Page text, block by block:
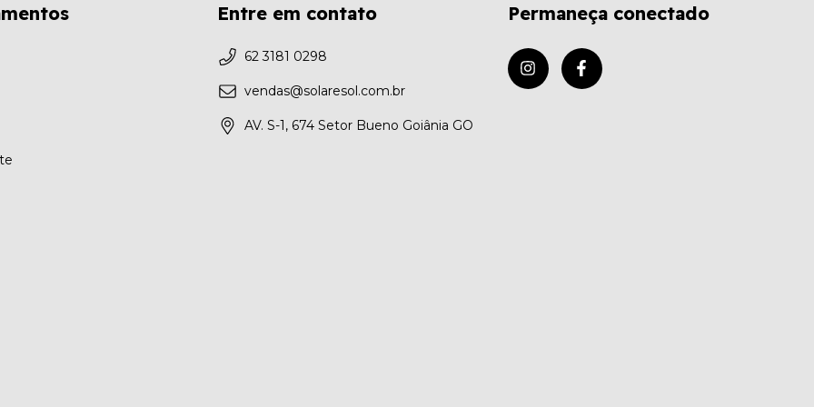
Entre em contato
62 3181 0298
vendas@solaresol.com.br
AV. S-1, 674 Setor Bueno Goiânia GO
Permaneça conectado